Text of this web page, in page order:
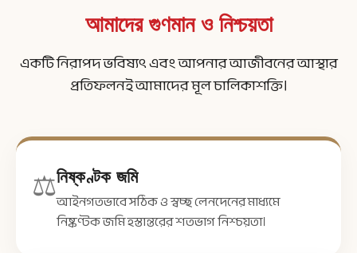
আমাদের গুণমান ও নিশ্চয়তা
একটি নিরাপদ ভবিষ্যৎ এবং আপনার আজীবনের আস্থার
প্রতিফলনই আমাদের মূল চালিকাশক্তি।
⚖️নিষ্কণ্টক জমি
আইনগতভাবে সঠিক ও স্বচ্ছ লেনদেনের মাধ্যমে
নিষ্কণ্টক জমি হস্তান্তরের শতভাগ নিশ্চয়তা।